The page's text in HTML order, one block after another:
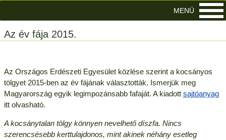
Az év fája 2015.
Az Országos Erdészeti Egyesület közlése szerint a kocsányos
tölgyet 2015-ben az év fájának választották. Ismerjük meg
Magyarország egyik legimpozánsabb fafaját. A kiadott sajtóanyag
itt olvasható.
A kocsánytalan tölgy könnyen nevelhető díszfa. Nincs
szerencsésebb kerttulajdonos, mint akinek néhány esetleg